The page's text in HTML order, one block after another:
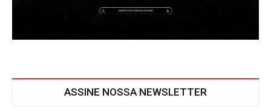
ASSINE NOSSA NEWSLETTER